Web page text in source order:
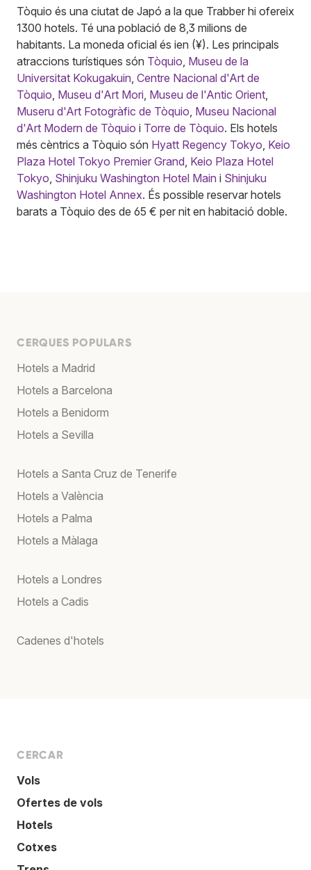
Tòquio és una ciutat de Japó a la que Trabber hi ofereix
1300 hotels. Té una població de 8,3 milions de
habitants. La moneda oficial és ien (¥). Les principals
atraccions turístiques són Tòquio Museu de la
Universitat Kokugakuin Centre Nacional d'Art de
Tòquio Museu d'Art Mori Museu de l'Antic Orient
Museru d'Art Fotogràfic de Tòquio Museu Nacional
d'Art Modern de Tòquio i Torre de Tòquio. Els hotels
més cèntrics a Tòquio són Hyatt Regency Tokyo Keio
Plaza Hotel Tokyo Premier Grand Keio Plaza Hotel
Tokyo Shinjuku Washington Hotel Main i Shinjuku
Washington Hotel Annex. És possible reservar hotels
barats a Tòquio des de 65 € per nit en habitació doble.
CERQUES POPULARS
Hotels a Madrid
Hotels a Barcelona
Hotels a Benidorm
Hotels a Sevilla
Hotels a Santa Cruz de Tenerife
Hotels a València
Hotels a Palma
Hotels a Màlaga
Hotels a Londres
Hotels a Cadis
Cadenes d'hotels
CERCAR
Vols
Ofertes de vols
Hotels
Cotxes